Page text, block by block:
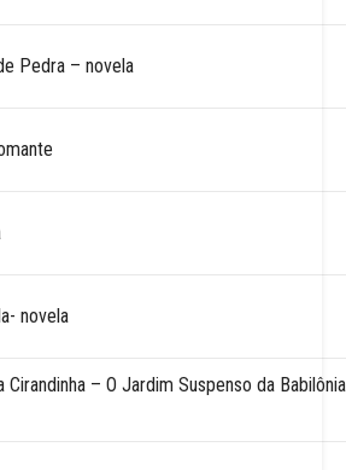
Pedra – novela
novela
Cirandinha – O Jardim Suspenso da